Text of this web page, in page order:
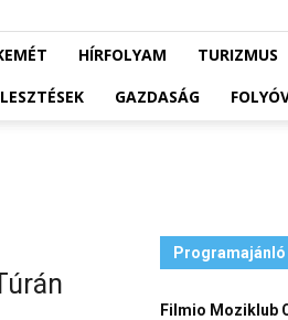
HÍRFOLYAM TURIZMUS
GAZDASÁG
Programajánló
Filmio Moziklub